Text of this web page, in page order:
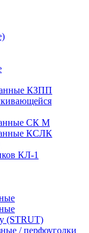
КЗПП
СК М
КСЛК
КЛ-1
(STRUT)
/ перфоуголки